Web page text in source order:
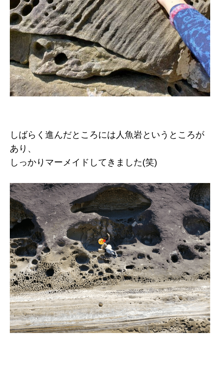
しばらく進んだところには人魚岩というところが
あり、
しっかりマーメイドしてきました(笑)